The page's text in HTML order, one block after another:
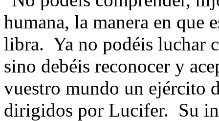
humana, la manera en que
libra. Ya no podéis luchar
sino debéis reconocer y
vuestro mundo un ejército
dirigidos por Lucifer. Su